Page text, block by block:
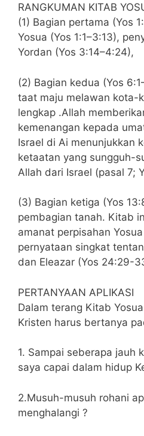
RANGKUMAN KITAB
(1) Bagian pertama (Yos
Yosua (Yos 1:1–3:13),
Yordan (Yos 3:14–4:24),
(2) Bagian kedua (Yos
taat maju melawan kota-
lengkap .Allah
kemenangan kepada
Israel di Ai menunjukkan
ketaatan yang sungguh-
Allah dari Israel (pasal 7;
(3) Bagian ketiga (Yos
pembagian tanah. Kitab
amanat perpisahan
pernyataan singkat
dan Eleazar (Yos 24:29-
PERTANYAAN APLIKASI
Dalam terang Kitab
Kristen harus bertanya
1. Sampai seberapa jauh
saya capai dalam hidup
2.Musuh-musuh rohani
menghalangi ?